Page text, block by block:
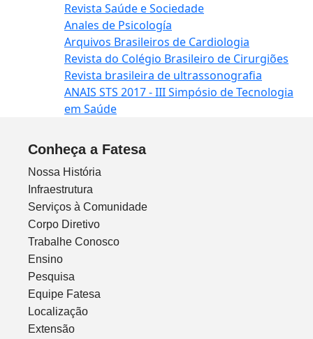
Revista Saúde e Sociedade
Anales de Psicología
Arquivos Brasileiros de Cardiologia
Revista do Colégio Brasileiro de Cirurgiões
Revista brasileira de ultrassonografia
ANAIS STS 2017 - III Simpósio de Tecnologia
em Saúde
Conheça a Fatesa
Nossa História
Infraestrutura
Serviços à Comunidade
Corpo Diretivo
Trabalhe Conosco
Ensino
Pesquisa
Equipe Fatesa
Localização
Extensão